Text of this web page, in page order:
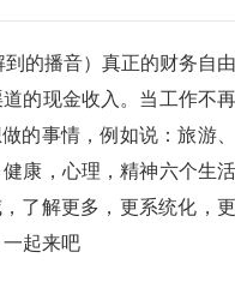
的播音）真正的财务自由
的现金收入。当工作不再
的事情，例如说：旅游、
康，心理，精神六个生活
了解更多，更系统化，更
起来吧